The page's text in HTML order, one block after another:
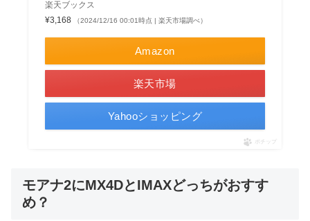
楽天ブックス
¥3,168
（2024/12/16 00:01時点 | 楽天市場調べ）
Amazon
楽天市場
Yahooショッピング
ポチップ
モアナ2にMX4DとIMAXどっちがおすす
め？